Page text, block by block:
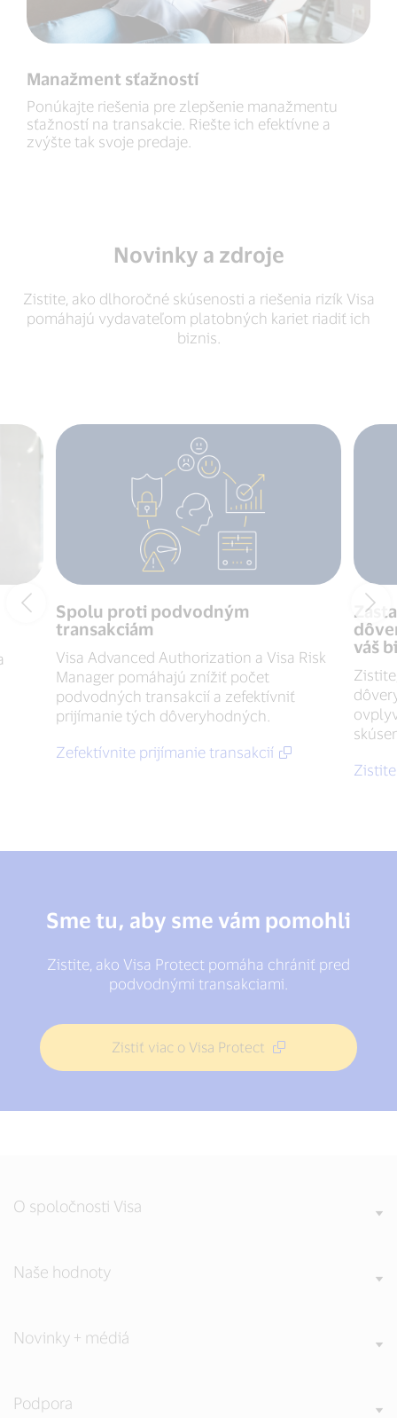
Manažment sťažností
Ponúkajte riešenia pre zlepšenie manažmentu
sťažností na transakcie. Riešte ich efektívne a
zvýšte tak svoje predaje.
Novinky a zdroje
Zistite, ako dlhoročné skúsenosti a riešenia rizík Visa
pomáhajú vydavateľom platobných kariet riadiť ich
biznis.
Spolu proti podvodným
transakciám
Visa Advanced Authorization a Visa Risk
Manager pomáhajú znížiť počet
podvodných transakcií a zefektívniť
prijímanie tých dôveryhodných.
Zefektívnite prijímanie transakcií
váš
Sme tu, aby sme vám pomohli
Zistite, ako Visa Protect pomáha chrániť pred
podvodnými transakciami.
Zistiť viac o Visa Protect
O spoločnosti Visa
Naše hodnoty
Novinky + médiá
Podpora